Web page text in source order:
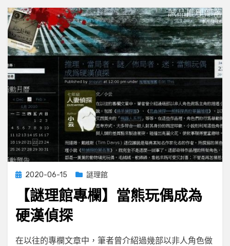
4
勇
兔
無
懼
Posted
2020-06-15 謎理館
【謎理館專欄】當熊玩偶成為
硬漢偵探
by小云
Leave a commenton
在以往的專欄文章中，筆者曾介紹過幾部以非人角色做